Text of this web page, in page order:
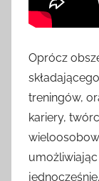
Oprócz
treningów,
kariery,